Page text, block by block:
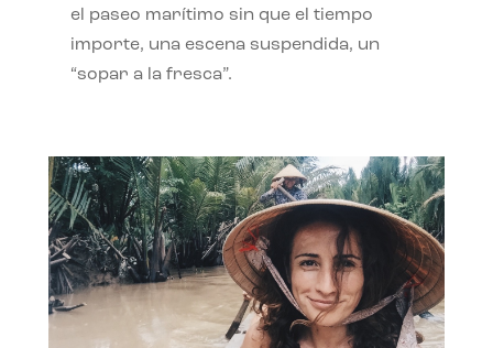
el paseo marítimo sin que el tiempo
importe, una escena suspendida, un
“sopar a la fresca”.